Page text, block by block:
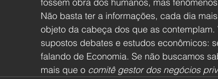
Não basta ter a informações, cada dia
objeto da cabeça dos que as
supostos debates e estudos econômicos:
falando de Economia. Se não buscamos
mais que o comitê gestor dos negócios